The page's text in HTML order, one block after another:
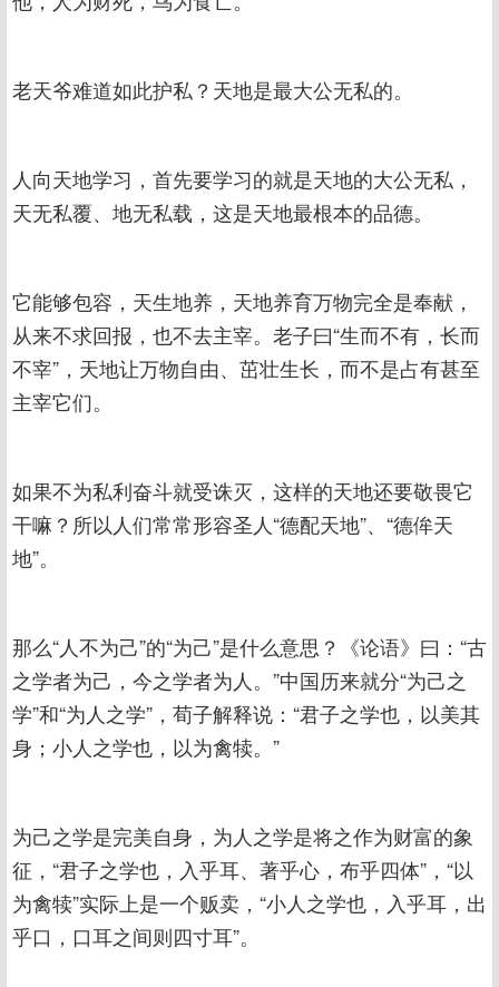
老天爷难道如此护私？天地是最大公无私的。
人向天地学习，首先要学习的就是天地的大公无私，
天无私覆、地无私载，这是天地最根本的品德。
它能够包容，天生地养，天地养育万物完全是奉献，
从来不求回报，也不去主宰。老子曰“生而不有，长而
不宰”，天地让万物自由、茁壮生长，而不是占有甚至
主宰它们。
如果不为私利奋斗就受诛灭，这样的天地还要敬畏它
干嘛？所以人们常常形容圣人“德配天地”、“德侔天
地”。
那么“人不为己”的“为己”是什么意思？《论语》曰：“古
之学者为己，今之学者为人。”中国历来就分“为己之
学”和“为人之学”，荀子解释说：“君子之学也，以美其
身；小人之学也，以为禽犊。”
为己之学是完美自身，为人之学是将之作为财富的象
征，“君子之学也，入乎耳、著乎心，布乎四体”，“以
为禽犊”实际上是一个贩卖，“小人之学也，入乎耳，出
乎口，口耳之间则四寸耳”。